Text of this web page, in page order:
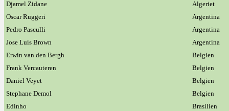
Djamel Zidane
Algeriet
Oscar Ruggeri
Argentina
Pedro Pasculli
Argentina
Jose Luis Brown
Argentina
Erwin van den Bergh
Belgien
Frank Vercauteren
Belgien
Daniel Veyet
Belgien
Stephane Demol
Belgien
Edinho
Brasilien